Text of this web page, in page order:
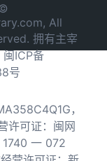
All
拥有主宰
闽ICP备
号
，
许可证：闽网
一 072